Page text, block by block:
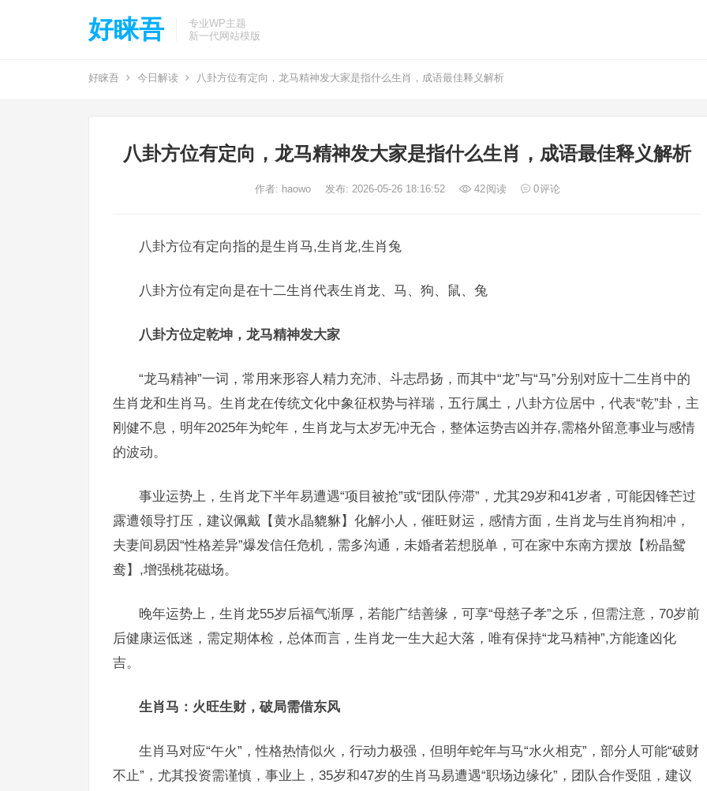
好睐吾
专业WP主题
新一代网站模版
好睐吾 今日解读 八卦方位有定向，龙马精神发大家是指什么生肖，成语最佳释义解析
八卦方位有定向，龙马精神发大家是指什么生肖，成语最佳释义解析
作者: haowo 发布: 2026-05-26 18:16:52 42阅读 0评论
八卦方位有定向指的是生肖马,生肖龙,生肖兔
八卦方位有定向是在十二生肖代表生肖龙、马、狗、鼠、兔
八卦方位定乾坤，龙马精神发大家
“龙马精神”一词，常用来形容人精力充沛、斗志昂扬，而其中“龙”与“马”分别对应十二生肖中的
生肖龙和生肖马。生肖龙在传统文化中象征权势与祥瑞，五行属土，八卦方位居中，代表“乾”卦，主
刚健不息，明年2025年为蛇年，生肖龙与太岁无冲无合，整体运势吉凶并存,需格外留意事业与感情
的波动。
事业运势上，生肖龙下半年易遭遇“项目被抢”或“团队停滞”，尤其29岁和41岁者，可能因锋芒过
露遭领导打压，建议佩戴【黄水晶貔貅】化解小人，催旺财运，感情方面，生肖龙与生肖狗相冲，
夫妻间易因“性格差异”爆发信任危机，需多沟通，未婚者若想脱单，可在家中东南方摆放【粉晶鸳
鸯】,增强桃花磁场。
晚年运势上，生肖龙55岁后福气渐厚，若能广结善缘，可享“母慈子孝”之乐，但需注意，70岁前
后健康运低迷，需定期体检，总体而言，生肖龙一生大起大落，唯有保持“龙马精神”,方能逢凶化
吉。
生肖马：火旺生财，破局需借东风
生肖马对应“午火”，性格热情似火，行动力极强，但明年蛇年与马“水火相克”，部分人可能“破财
不止”，尤其投资需谨慎，事业上，35岁和47岁的生肖马易遭遇“职场边缘化”，团队合作受阻，建议